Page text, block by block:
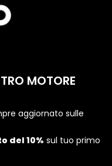
MOTORE
aggiornato sulle
del 10% sul tuo primo